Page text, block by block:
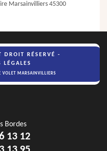
Marsainvilliers 45300
RÉSERVÉ -
LÉGALES
VOLET MARSAINVILLIERS
Bordes
13 12